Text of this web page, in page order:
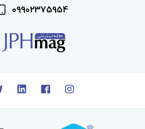
09902375954